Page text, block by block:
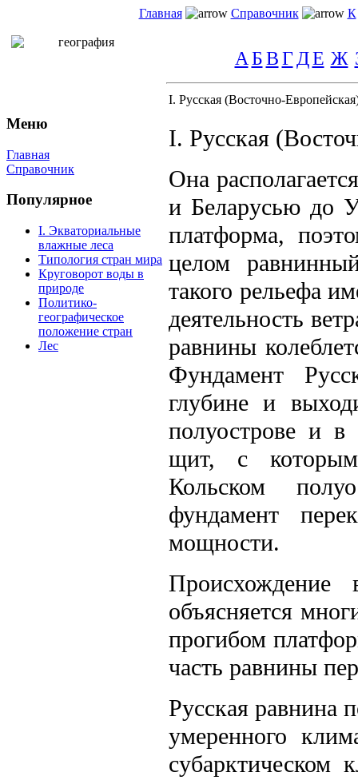
Главная Справочник К
Меню
Главная
Справочник
Популярное
I. Экваториальные
влажные леса
Типология стран мира
Круговорот воды в
природе
Политико-
географическое
положение стран
Лес
А БВГ ДЕ Ж
I. Русская (Восточно-
I. Русская
Она
и Беларусью до
платформа,
целом
такого рельефа
деятельность
равнины
Фундамент
глубине и
полуострове и в
щит, с
Кольском
фундамент
мощности.
Происхождение
объясняется
прогибом
часть равнины
Русская равнина
умеренного
субарктическом